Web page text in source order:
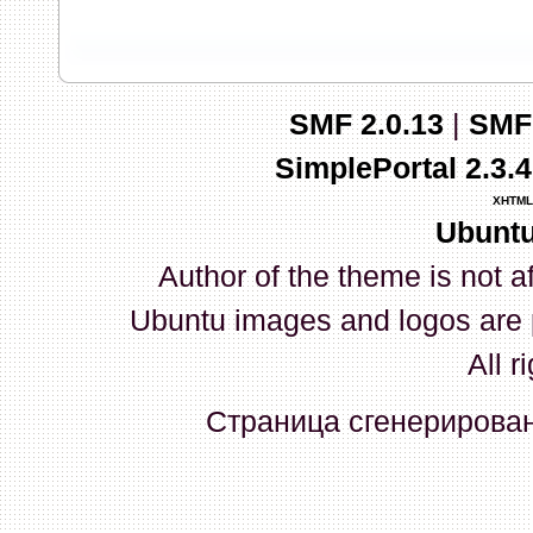
03 Апреля 2026, 10:02:33
whookey:GenKass: с
03 Апреля 2026, 05:22:56
GenKass:По тому же
02 Апреля 2026, 12:56:37
GenKass:Всем доброго
серии (6592) 1-1245, 3-
прошить до 7926, чтобы
Атол 11 видится в системе
SMF 2.0.13|
SimplePortal
XHTML
Author of the theme is not
Ubuntu images and logos
All
Страница